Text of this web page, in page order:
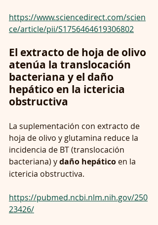
https://www.sciencedirect.com/scien
ce/article/pii/S1756464619306802
El extracto de hoja de olivo
atenúa la translocación
bacteriana y el daño
hepático en la ictericia
obstructiva
La suplementación con extracto de
hoja de olivo y glutamina reduce la
incidencia de BT (translocación
bacteriana) y daño hepático en la
ictericia obstructiva.
https://pubmed.ncbi.nlm.nih.gov/250
23426/